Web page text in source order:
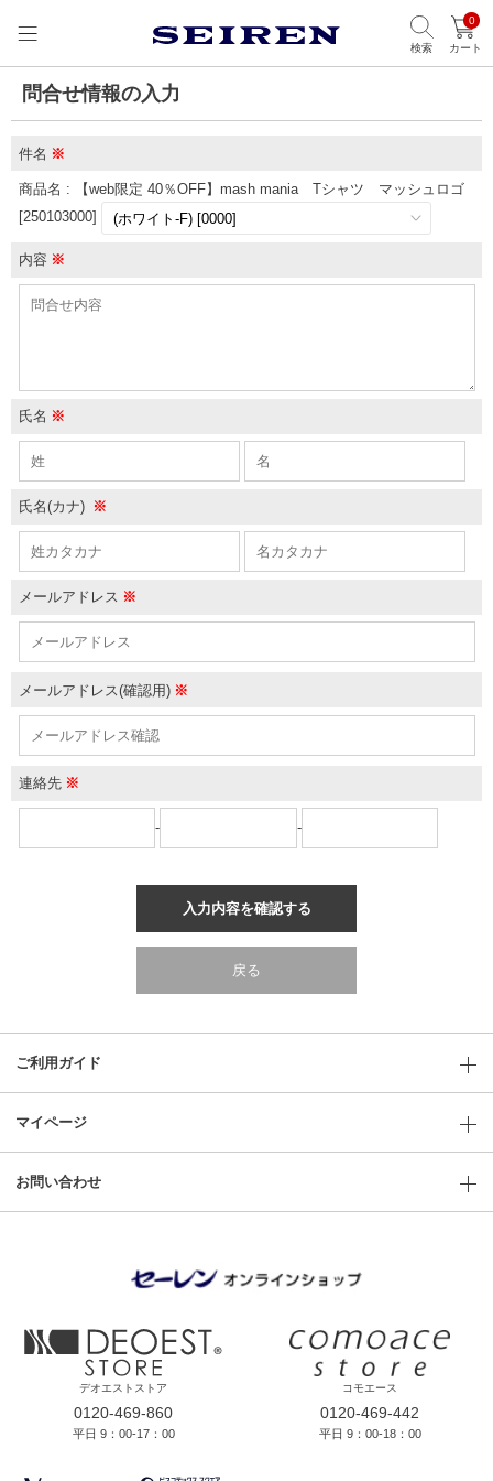
検索
0
カート
問合せ情報の入力
件名 ※
商品名 : 【web限定 40％OFF】mash mania Tシャツ マッシュロゴ
[250103000]
内容 ※
氏名 ※
氏名(カナ) ※
メールアドレス ※
メールアドレス(確認用) ※
連絡先 ※
- -
入力内容を確認する
戻る
ご利用ガイド
マイページ
お問い合わせ
デオエストストア
0120-469-860
平日 9：00-17：00
コモエース
0120-469-442
平日 9：00-18：00